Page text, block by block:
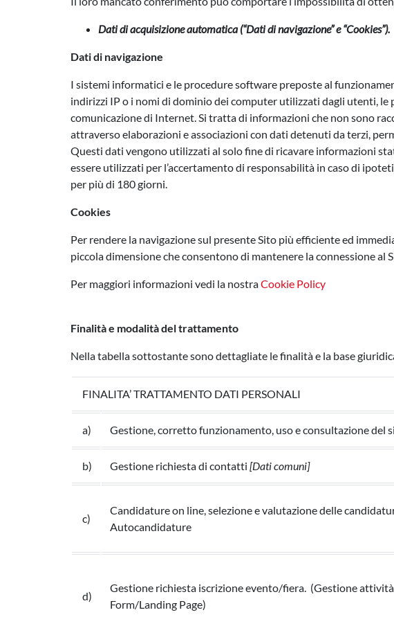
Dati di acquisizione automatica (“Dati di navigazione” e “Cookies”).
Dati di navigazione
I sistemi informatici e le procedure software preposte al
indirizzi IP o i nomi di dominio dei computer utilizzati dagli utenti,
comunicazione di Internet. Si tratta di informazioni che non sono
attraverso elaborazioni e associazioni con dati detenuti da terzi,
Questi dati vengono utilizzati al solo fine di ricavare informazioni
essere utilizzati per l’accertamento di responsabilità in caso di
per più di 180 giorni.
Cookies
Per rendere la navigazione sul presente Sito più efficiente ed
piccola dimensione che consentono di mantenere la connessione al
Per maggiori informazioni vedi la nostraCookie Policy
Finalità e modalità del trattamento
Nella tabella sottostante sono dettagliate le finalità e la base
FINALITA’ TRATTAMENTO DATI PERSONALI
a) Gestione, corretto funzionamento, uso e consultazione del
b) Gestione richiesta di contatti [Dati comuni]
c)
Candidature on line, selezione e valutazione delle
Autocandidature
d)
Gestione richiesta iscrizione evento/fiera. (Gestione
Form/Landing Page)